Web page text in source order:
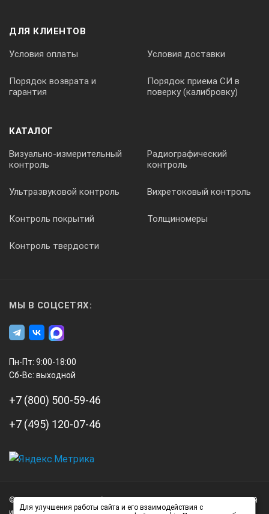
ДЛЯ КЛИЕНТОВ
Условия оплаты Условия доставки
Порядок возврата и
гарантия
Порядок приема СИ в
поверку (калибровку)
КАТАЛОГ
Визуально-измерительный
контроль
Радиографический
контроль
Ультразвуковой контроль Вихретоковый контроль
Контроль покрытий Толщиномеры
Контроль твердости
МЫ В СОЦСЕТЯХ:
Пн-Пт: 9:00-18:00
Сб-Вс: выходной
+7 (800) 500-59-46
+7 (495) 120-07-46
Нагорный
© 2026 А3 Инжиниринг Обращаем Ваше внимание на то, что данный
интернет-сайт носит исключительно информационный характер и
Для улучшения работы сайта и его взаимодействия с